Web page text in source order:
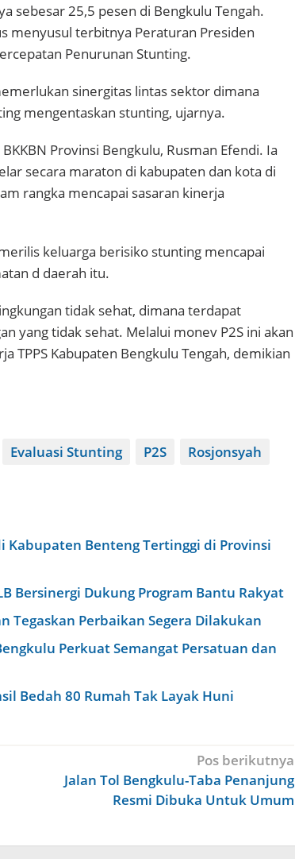
sebesar 25,5 pesen di Bengkulu Tengah.
menyusul terbitnya Peraturan Presiden
Penurunan Stunting.
sinergitas lintas sektor dimana
mengentaskan stunting, ujarnya.
Provinsi Bengkulu, Rusman Efendi. Ia
secara maraton di kabupaten dan kota di
rangka mencapai sasaran kinerja
keluarga berisiko stunting mencapai
d daerah itu.
tidak sehat, dimana terdapat
yang tidak sehat. Melalui monev P2S ini akan
Kabupaten Bengkulu Tengah, demikian
Evaluasi Stunting P2S
Rosjonsyah
Kabupaten Benteng Tertinggi di Provinsi
Bersinergi Dukung Program Bantu Rakyat
Tegaskan Perbaikan Segera Dilakukan
Perkuat Semangat Persatuan dan
Bedah 80 Rumah Tak Layak Huni
Pos berikutnya
Jalan Tol Bengkulu-Taba Penanjung
Resmi Dibuka Untuk Umum